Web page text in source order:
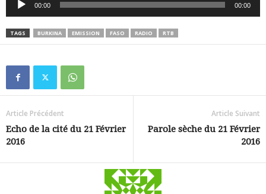
audio
00:00 00:00
TAGS BURKINA EMISSION FASO RADIO RTB
Article Précédent
Echo de la cité du 21 Février
2016
Article Suivant
Parole sèche du 21 Février
2016